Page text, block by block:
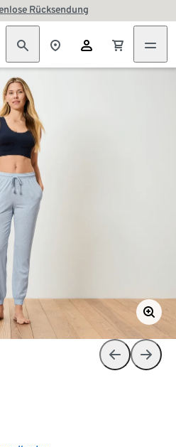
Rücksendung